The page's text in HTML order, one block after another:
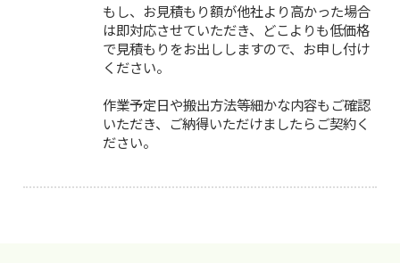
もし、お見積もり額が他社より高かった場合
は即対応させていただき、どこよりも低価格
で見積もりをお出ししますので、お申し付け
ください。
作業予定日や搬出方法等細かな内容もご確認
いただき、ご納得いただけましたらご契約く
ださい。